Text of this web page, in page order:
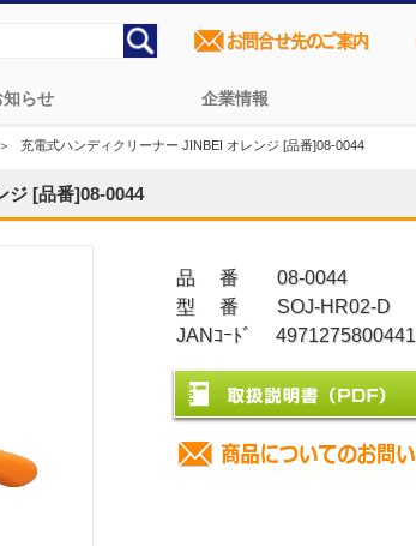
知らせ 企業情報
充電式ハンディクリーナー JINBEI オレンジ [品番]08-0044
ジ [品番]08-0044
品 番 08-0044
型 番 SOJ-HR02-D
JANｺｰﾄﾞ 4971275800441